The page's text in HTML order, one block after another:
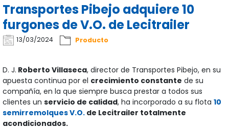
Transportes Pibejo adquiere 10
furgones de V.O. de Lecitrailer
13/03/2024 Producto
D. J. Roberto Villaseca, director de Transportes Pibejo, en su
apuesta continua por el crecimiento constante de su
compañía, en la que siempre busca prestar a todos sus
clientes un servicio de calidad, ha incorporado a su flota 10
semirremolques V.O. de Lecitrailer totalmente
acondicionados.